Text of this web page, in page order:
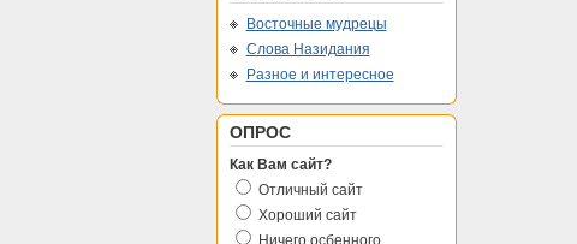
Восточные мудрецы
Слова Назидания
Разное и интересное
ОПРОС
Как Вам сайт?
Отличный сайт
Хороший сайт
Ничего осбенного